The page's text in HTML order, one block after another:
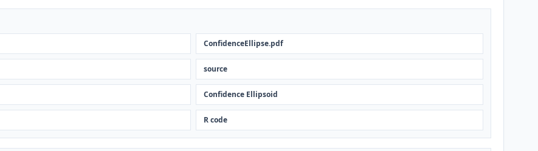
ConfidenceEllipse.pdf
source
Confidence Ellipsoid
R code